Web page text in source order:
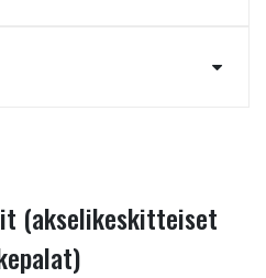
(akselikeskitteiset